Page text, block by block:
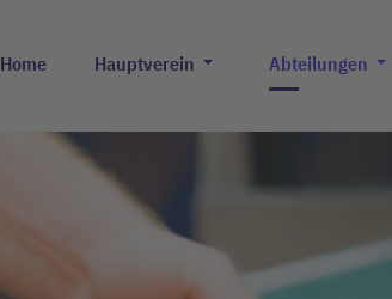
Home Hauptverein Abteilungen